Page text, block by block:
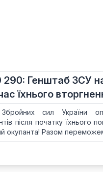
Генштаб ЗСУ
їхнього
сил України
після початку їхнього
окупанта! Разом